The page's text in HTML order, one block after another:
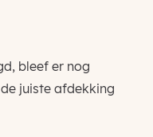
bleef er nog
juiste afdekking